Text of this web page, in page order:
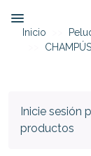
Inicio
CHAMPÚS
Inicie sesión
productos